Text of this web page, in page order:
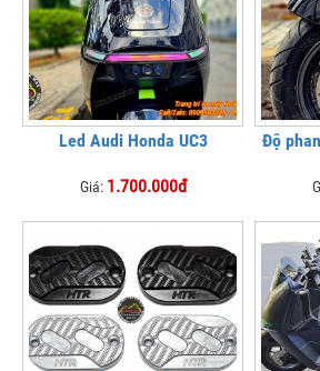
Led Audi Honda UC3
Giá: 1.700.000đ
Độ